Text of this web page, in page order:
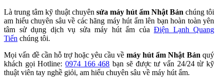
Là trung tâm kỹ thuật chuyên sửa máy hút ẩm Nhật Bản chúng tôi
am hiểu chuyên sâu về các hãng máy hút ẩm lên bạn hoàn toàn yên
tâm sử dụng dịch vụ sửa máy hút ẩm của Điện Lạnh Quang
Tiến chúng tôi.
Mọi vấn đề cần hỗ trợ hoặc yêu cầu về máy hút ẩm Nhật Bản quý
khách gọi Hotline:0974 166 468 bạn sẽ được tư vấn 24/24 từ kỹ
thuật viên tay nghề giỏi, am hiểu chuyên sâu về máy hút ẩm.